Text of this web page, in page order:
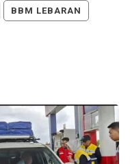
BBM LEBARAN